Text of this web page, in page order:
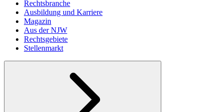
Rechtsbranche
Ausbildung und Karriere
Magazin
Aus der NJW
Rechtsgebiete
Stellenmarkt